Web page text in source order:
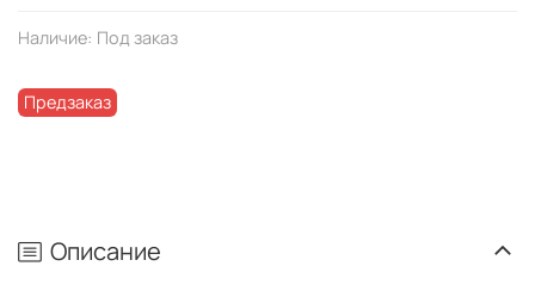
Наличие: Под заказ
Предзаказ
Описание